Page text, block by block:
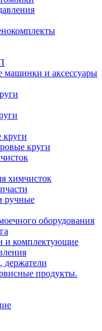
машинки и аксессуары
круги
круги
химчисток
ручные
оборудования
и комплектующие
держатели
продукты.